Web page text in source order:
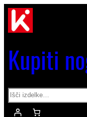
Kupiti
Search